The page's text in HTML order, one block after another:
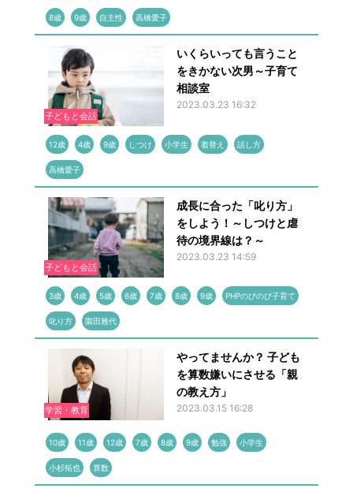
8歳 9歳 自主性 高橋愛子
子どもと会話
いくらいっても言うこと
をきかない次男～子育て
相談室
2023.03.23 16:32
12歳 4歳 9歳 しつけ 小学生 着替え 話し方
高橋愛子
子どもと会話
成長に合った「叱り方」
をしよう！～しつけと虐
待の境界線は？～
2023.03.23 14:59
3歳 4歳 5歳 6歳 7歳 8歳 9歳 PHPのびのび子育て
叱り方 園田雅代
学習・教育
やってませんか？ 子ども
を算数嫌いにさせる「親
の教え方」
2023.03.15 16:28
10歳 11歳 12歳 7歳 8歳 9歳 勉強 小学生
小杉拓也 算数